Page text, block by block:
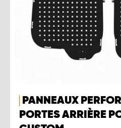
PANNEAUX
PORTES ARRIÈRE